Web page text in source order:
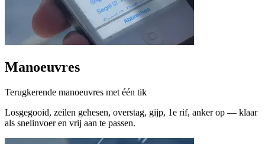
Manoeuvres
Terugkerende manoeuvres met één tik
Losgegooid, zeilen gehesen, overstag, gijp, 1e rif, anker op — klaar
als snelinvoer en vrij aan te passen.